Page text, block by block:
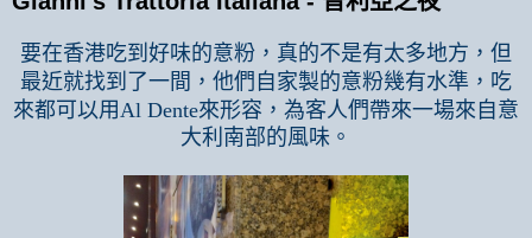
要在香港吃到好味的意粉，真的不是有太多地方，但
最近就找到了一間，他們自家製的意粉幾有水準，吃
來都可以用Al Dente來形容，為客人們帶來一場來自意
大利南部的風味。